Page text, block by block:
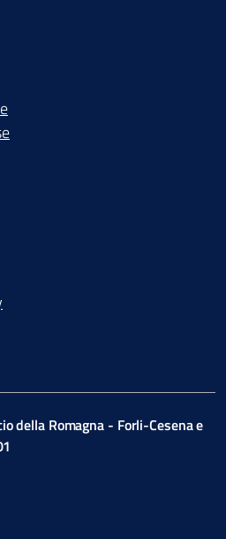
della Romagna - Forli-Cesena e